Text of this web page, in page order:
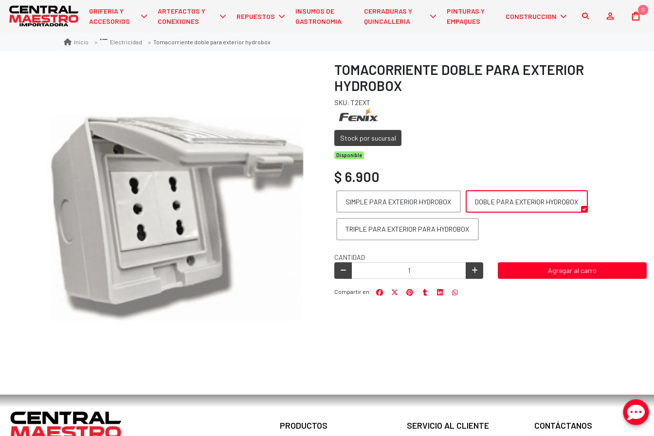
GRIFERIA Y
ACCESORIOS
ARTEFACTOS Y
CONEXIONES
REPUESTOS
INSUMOS DE
GASTRONOMIA
CERRADURAS Y
QUINCALLERIA
PINTURAS Y
EMPAQUES
CONSTRUCCION
0
Inicio Electricidad Tomacorriente doble para exterior hydrobox
TOMACORRIENTE DOBLE PARA EXTERIOR
HYDROBOX
SKU: T2EXT
Stock por sucursal
Disponible
$ 6.900
SIMPLE PARA EXTERIOR HYDROBOX DOBLE PARA EXTERIOR HYDROBOX
TRIPLE PARA EXTERIOR PARA HYDROBOX
CANTIDAD
Agregar al carro
Compartir en:
PRODUCTOS SERVICIO AL CLIENTE CONTÁCTANOS